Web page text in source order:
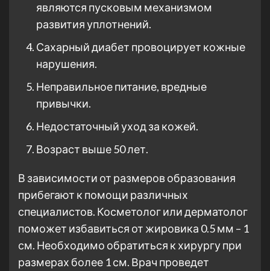
являются пусковым механизмом
развития уплотнений.
Сахарный диабет провоцирует кожные
нарушения.
Неправильное питание, вредные
привычки.
Недостаточный уход за кожей.
Возраст выше 50 лет.
В зависимости от размеров образования
прибегают к помощи различных
специалистов. Косметолог или дерматолог
поможет избавиться от жировика 0.5 мм – 1
см. Необходимо обратиться к хирургу при
размерах более 1 см. Врач проведет